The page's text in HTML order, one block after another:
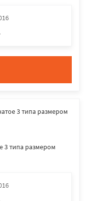
3 типа размером